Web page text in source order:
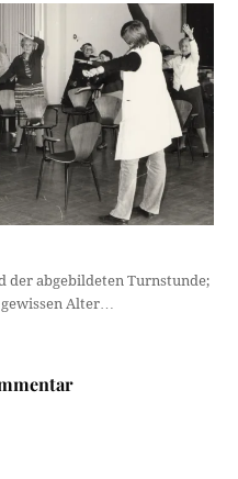
der abgebildeten Turnstunde;
Alter…